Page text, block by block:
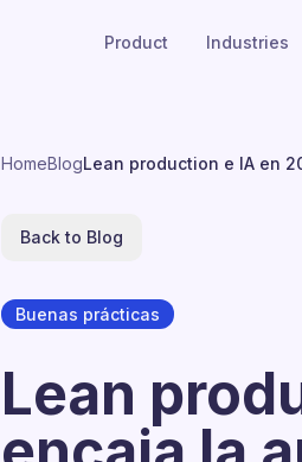
Product Industries
HomeBlogLean production e IA en
Back to Blog
Buenas prácticas
Lean